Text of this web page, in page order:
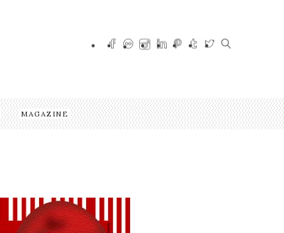
MAGAZINE